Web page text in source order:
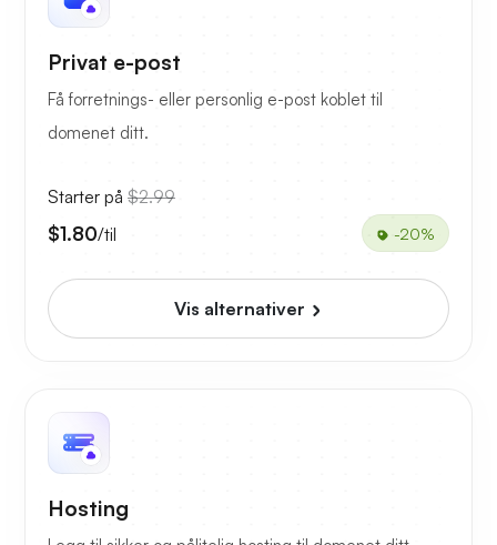
Privat e-post
Få forretnings- eller personlig e-post koblet til
domenet ditt.
Starter på $2.99
$1.80/til -20%
Vis alternativer
Hosting